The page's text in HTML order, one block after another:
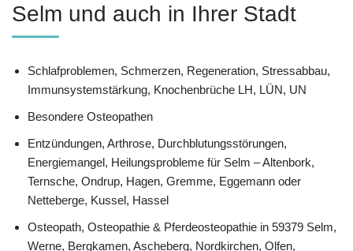
Selm und auch in Ihrer Stadt
Schlafproblemen, Schmerzen, Regeneration, Stressabbau,
Immunsystemstärkung, Knochenbrüche LH, LÜN, UN
Besondere Osteopathen
Entzündungen, Arthrose, Durchblutungsstörungen,
Energiemangel, Heilungsprobleme für Selm – Altenbork,
Ternsche, Ondrup, Hagen, Gremme, Eggemann oder
Netteberge, Kussel, Hassel
Osteopath, Osteopathie & Pferdeosteopathie in 59379 Selm,
Werne, Bergkamen, Ascheberg, Nordkirchen, Olfen,